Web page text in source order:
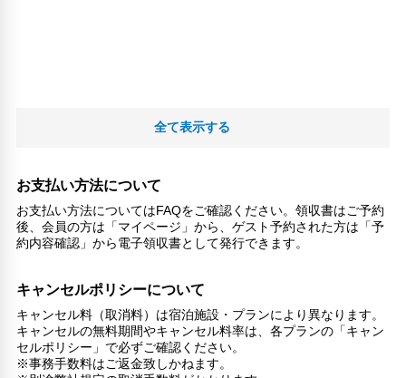
全て表示する
お支払い方法について
お支払い方法についてはFAQをご確認ください。領収書はご予約
後、会員の方は「マイページ」から、ゲスト予約された方は「予
約内容確認」から電子領収書として発行できます。
キャンセルポリシーについて
キャンセル料（取消料）は宿泊施設・プランにより異なります。
キャンセルの無料期間やキャンセル料率は、各プランの「キャン
セルポリシー」で必ずご確認ください。
※事務手数料はご返金致しかねます。